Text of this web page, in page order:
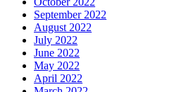
September 2022
August 2022
July 2022
June 2022
May 2022
April 2022